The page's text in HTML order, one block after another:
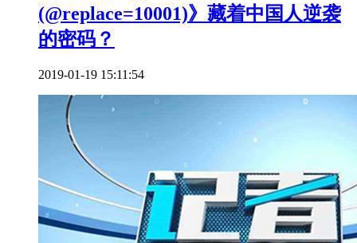
(@replace=10001)》藏着中国人逆袭
的密码？
2019-01-19 15:11:54